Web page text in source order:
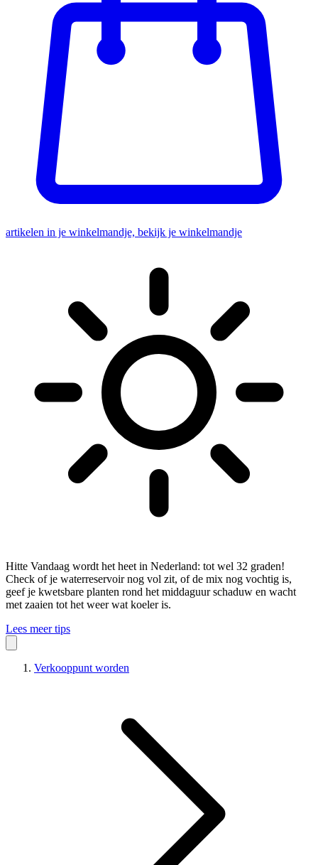
artikelen in je winkelmandje, bekijk je winkelmandje
Hitte Vandaag wordt het heet in Nederland: tot wel 32 graden!
Check of je waterreservoir nog vol zit, of de mix nog vochtig is,
geef je kwetsbare planten rond het middaguur schaduw en wacht
met zaaien tot het weer wat koeler is.
Lees meer tips
Verkooppunt worden